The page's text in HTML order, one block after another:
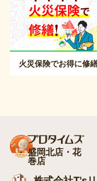
火災保険でお得に修
盛岡北店・花
巻店